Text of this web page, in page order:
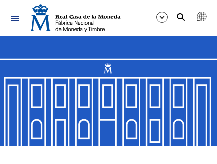
Navigation
Show/Hide
Show/Hide
Show/Hide